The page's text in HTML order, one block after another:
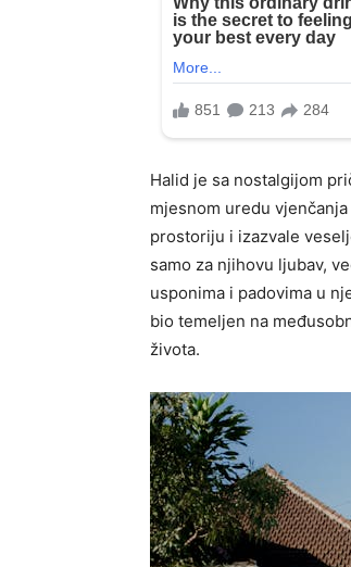
Halid je sa nostalgijom
mjesnom uredu
prostoriju i izazvale
samo za njihovu ljubav,
usponima i padovima u
bio temeljen na
života.